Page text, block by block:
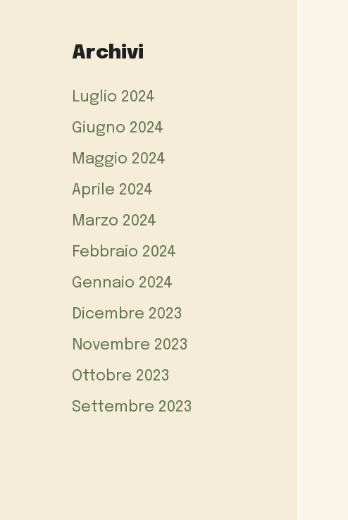
Archivi
Luglio 2024
Giugno 2024
Maggio 2024
Aprile 2024
Marzo 2024
Febbraio 2024
Gennaio 2024
Dicembre 2023
Novembre 2023
Ottobre 2023
Settembre 2023